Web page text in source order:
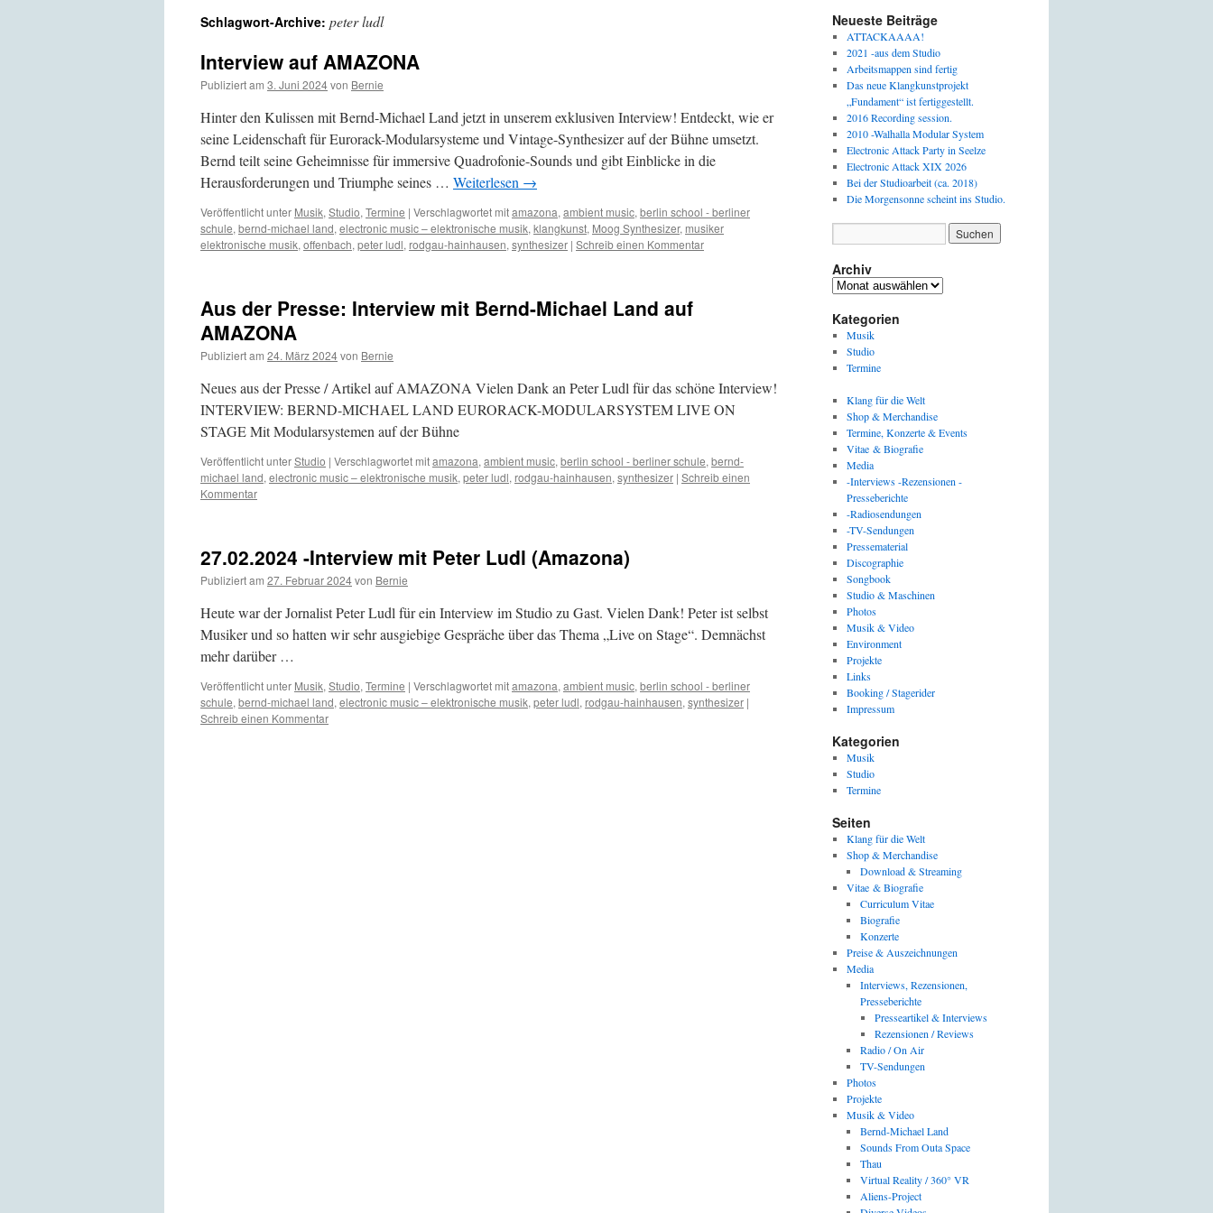
Schlagwort-Archive: peter ludl
Interview auf AMAZONA
Publiziert am 3. Juni 2024von Bernie
Hinter den Kulissen mit Bernd-Michael Land jetzt in unserem exklusiven Interview! Entdeckt, wie er
seine Leidenschaft für Eurorack-Modularsysteme und Vintage-Synthesizer auf der Bühne umsetzt.
Bernd teilt seine Geheimnisse für immersive Quadrofonie-Sounds und gibt Einblicke in die
Herausforderungen und Triumphe seines … Weiterlesen →
Veröffentlicht unter Musik, Studio, Termine | Verschlagwortet mitamazona, ambient music, berlin school - berliner
schule, bernd-michael land, electronic music – elektronische musik, klangkunst, Moog Synthesizer, musiker
elektronische musik, offenbach, peter ludl, rodgau-hainhausen, synthesizer | Schreib einen Kommentar
Aus der Presse: Interview mit Bernd-Michael Land auf
AMAZONA
Publiziert am 24. März 2024von Bernie
Neues aus der Presse / Artikel auf AMAZONA Vielen Dank an Peter Ludl für das schöne Interview!
INTERVIEW: BERND-MICHAEL LAND EURORACK-MODULARSYSTEM LIVE ON
STAGE Mit Modularsystemen auf der Bühne
Veröffentlicht unterStudio | Verschlagwortet mitamazona, ambient music, berlin school - berliner schule, bernd-
michael land, electronic music – elektronische musik, peter ludl, rodgau-hainhausen, synthesizer | Schreib einen
Kommentar
27.02.2024 -Interview mit Peter Ludl (Amazona)
Publiziert am 27. Februar 2024von Bernie
Heute war der Jornalist Peter Ludl für ein Interview im Studio zu Gast. Vielen Dank! Peter ist selbst
Musiker und so hatten wir sehr ausgiebige Gespräche über das Thema „Live on Stage“. Demnächst
mehr darüber …
Veröffentlicht unter Musik, Studio, Termine | Verschlagwortet mitamazona, ambient music, berlin school - berliner
schule, bernd-michael land, electronic music – elektronische musik, peter ludl, rodgau-hainhausen, synthesizer |
Schreib einen Kommentar
Neueste Beiträge
ATTACKAAAA!
2021 -aus dem Studio
Arbeitsmappen sind fertig
Das neue Klangkunstprojekt
„Fundament“ ist fertiggestellt.
2016 Recording session.
2010 -Walhalla Modular System
Electronic Attack Party in Seelze
Electronic Attack XIX 2026
Bei der Studioarbeit (ca. 2018)
Die Morgensonne scheint ins Studio.
Archiv
Archiv
Kategorien
Musik
Studio
Termine
Klang für die Welt
Shop & Merchandise
Termine, Konzerte & Events
Vitae & Biografie
Media
-Interviews -Rezensionen -
Presseberichte
-Radiosendungen
-TV-Sendungen
Pressematerial
Discographie
Songbook
Studio & Maschinen
Photos
Musik & Video
Environment
Projekte
Links
Booking / Stagerider
Impressum
Kategorien
Musik
Studio
Termine
Seiten
Klang für die Welt
Shop & Merchandise
Download & Streaming
Vitae & Biografie
Curriculum Vitae
Biografie
Konzerte
Preise & Auszeichnungen
Media
Interviews, Rezensionen,
Presseberichte
Presseartikel & Interviews
Rezensionen / Reviews
Radio / On Air
TV-Sendungen
Photos
Projekte
Musik & Video
Bernd-Michael Land
Sounds From Outa Space
Thau
Virtual Reality / 360° VR
Aliens-Project